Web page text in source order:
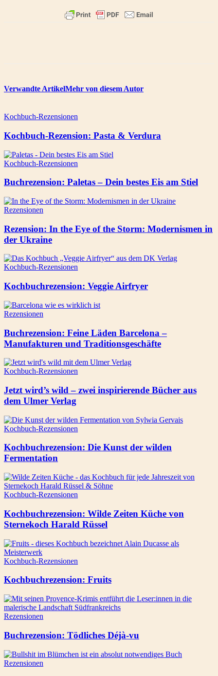
Verwandte ArtikelMehr von diesem Autor
Kochbuch-Rezensionen
Kochbuch-Rezension: Pasta & Verdura
Kochbuch-Rezensionen
Buchrezension: Paletas – Dein bestes Eis am Stiel
Rezensionen
Rezension: In the Eye of the Storm: Modernismen in
der Ukraine
Kochbuch-Rezensionen
Kochbuchrezension: Veggie Airfryer
Rezensionen
Buchrezension: Feine Läden Barcelona –
Manufakturen und Traditionsgeschäfte
Kochbuch-Rezensionen
Jetzt wird’s wild – zwei inspirierende Bücher aus
dem Ulmer Verlag
Kochbuch-Rezensionen
Kochbuchrezension: Die Kunst der wilden
Fermentation
Kochbuch-Rezensionen
Kochbuchrezension: Wilde Zeiten Küche von
Sternekoch Harald Rüssel
Kochbuch-Rezensionen
Kochbuchrezension: Fruits
Rezensionen
Buchrezension: Tödliches Déjà-vu
Rezensionen